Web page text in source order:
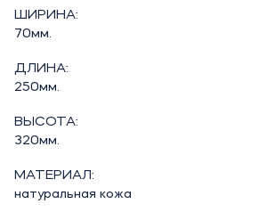
ШИРИНА:
70мм.
ДЛИНА:
250мм.
ВЫСОТА:
320мм.
МАТЕРИАЛ:
натуральная кожа